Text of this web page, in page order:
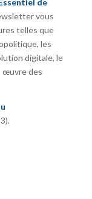
vous
telles que
les
digitale, le
œuvre des